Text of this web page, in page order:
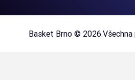
Basket Brno © 2026.